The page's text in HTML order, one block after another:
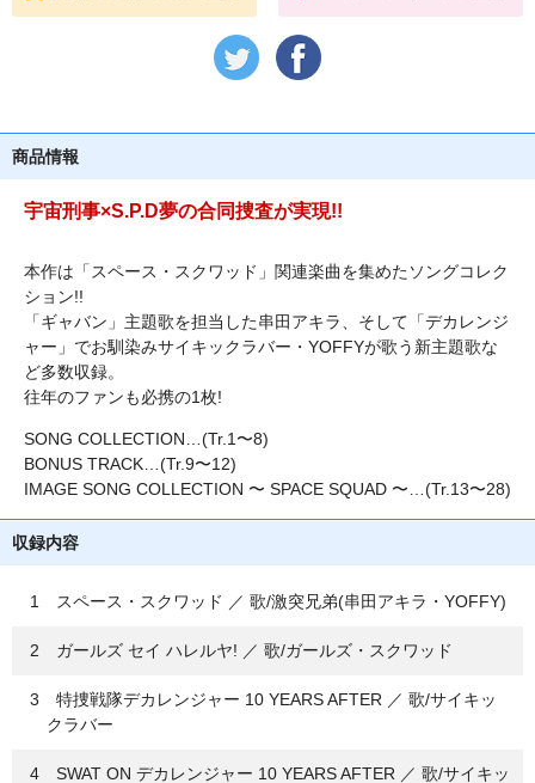
商品情報
宇宙刑事×S.P.D夢の合同捜査が実現!!
本作は「スペース・スクワッド」関連楽曲を集めたソングコレク
ション!!
「ギャバン」主題歌を担当した串田アキラ、そして「デカレンジ
ャー」でお馴染みサイキックラバー・YOFFYが歌う新主題歌な
ど多数収録。
往年のファンも必携の1枚!
SONG COLLECTION…(Tr.1〜8)
BONUS TRACK…(Tr.9〜12)
IMAGE SONG COLLECTION 〜 SPACE SQUAD 〜…(Tr.13〜28)
収録内容
1 スペース・スクワッド ／ 歌/激突兄弟(串田アキラ・YOFFY)
2 ガールズ セイ ハレルヤ! ／ 歌/ガールズ・スクワッド
3 特捜戦隊デカレンジャー 10 YEARS AFTER ／ 歌/サイキッ
クラバー
4 SWAT ON デカレンジャー 10 YEARS AFTER ／ 歌/サイキッ